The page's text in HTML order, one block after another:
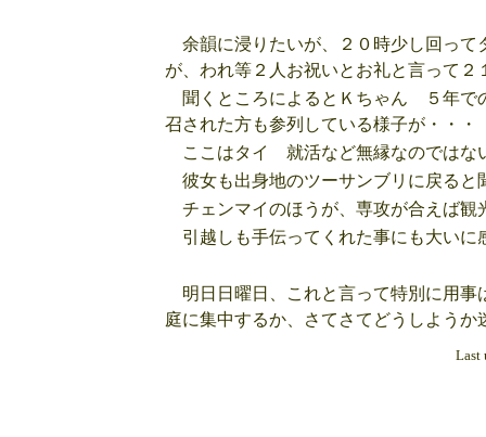
余韻に浸りたいが、２０時少し回って
が、われ等２人お祝いとお礼と言って２
聞くところによるとＫちゃん ５年で
召された方も参列している様子が・・・
ここはタイ 就活など無縁なのではな
彼女も出身地のツーサンブリに戻ると
チェンマイのほうが、専攻が合えば観
引越しも手伝ってくれた事にも大いに
明日日曜日、これと言って特別に用事
庭に集中するか、さてさてどうしよう
Last